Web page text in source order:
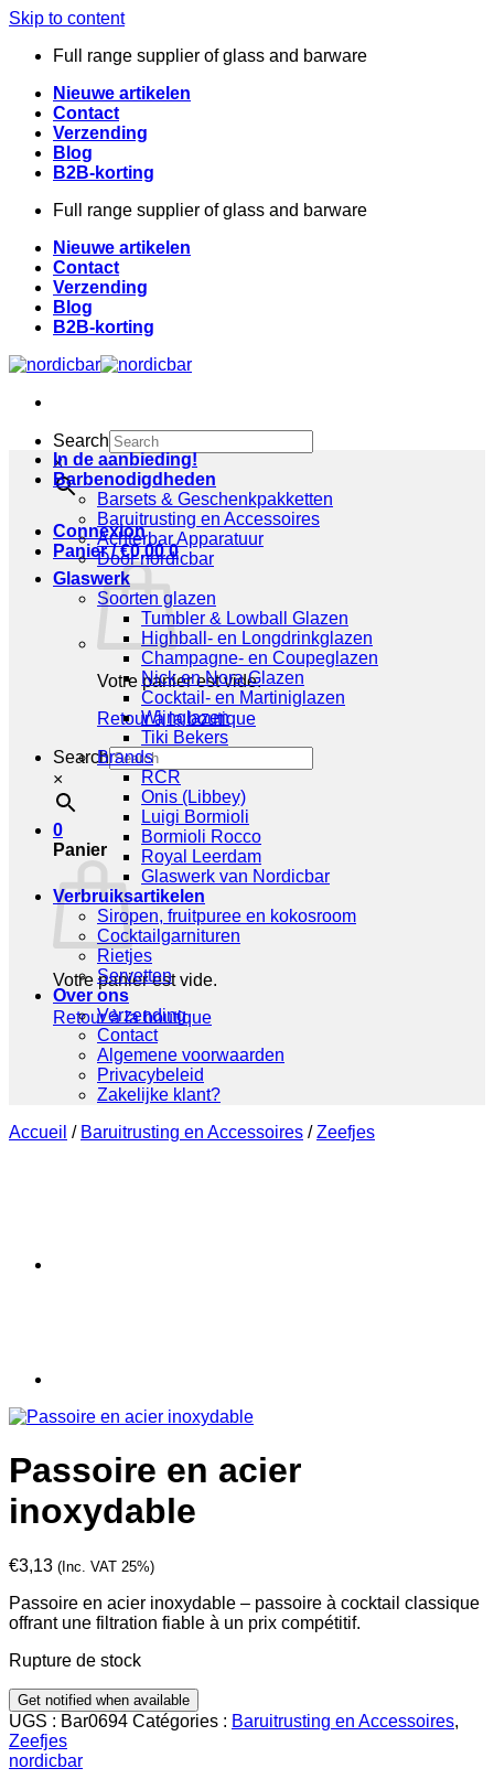
Skip to content
Full range supplier of glass and barware
Nieuwe artikelen
Contact
Verzending
Blog
B2B-korting
Full range supplier of glass and barware
Nieuwe artikelen
Contact
Verzending
Blog
B2B-korting
Search
×
Connexion
Panier /€0,00 0
Votre panier est vide.
Retour à la boutique
Search
×
0
Panier
Votre panier est vide.
Retour à la boutique
In de aanbieding!
Barbenodigdheden
Barsets & Geschenkpakketten
Baruitrusting en Accessoires
Achterbar Apparatuur
Door nordicbar
Glaswerk
Soorten glazen
Tumbler & Lowball Glazen
Highball- en Longdrinkglazen
Champagne- en Coupeglazen
Nick en Nora Glazen
Cocktail- en Martiniglazen
Wijnglazen
Tiki Bekers
Brands
RCR
Onis (Libbey)
Luigi Bormioli
Bormioli Rocco
Royal Leerdam
Glaswerk van Nordicbar
Verbruiksartikelen
Siropen, fruitpuree en kokosroom
Cocktailgarnituren
Rietjes
Servetten
Over ons
Verzending
Contact
Algemene voorwaarden
Privacybeleid
Zakelijke klant?
Accueil / Baruitrusting en Accessoires / Zeefjes
Passoire en acier
inoxydable
€3,13 (Inc. VAT 25%)
Passoire en acier inoxydable – passoire à cocktail classique
offrant une filtration fiable à un prix compétitif.
Rupture de stock
UGS : Bar0694 Catégories : Baruitrusting en Accessoires,
Zeefjes
nordicbar